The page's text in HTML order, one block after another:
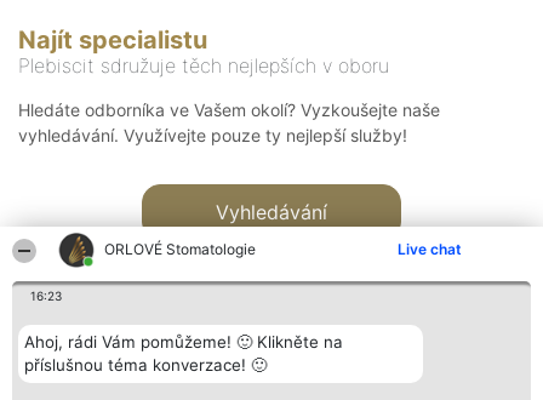
ORLOVÉ Stomatologie Live chat
16:23
Ahoj, rádi Vám pomůžeme! 🙂 Klikněte na
příslušnou téma konverzace! 🙂
Najít specialistu
Plebiscit sdružuje těch nejlepších v oboru
Hledáte odborníka ve Vašem okolí? Vyzkoušejte naše
vyhledávání. Využívejte pouze ty nejlepší služby!
Vyhledávání